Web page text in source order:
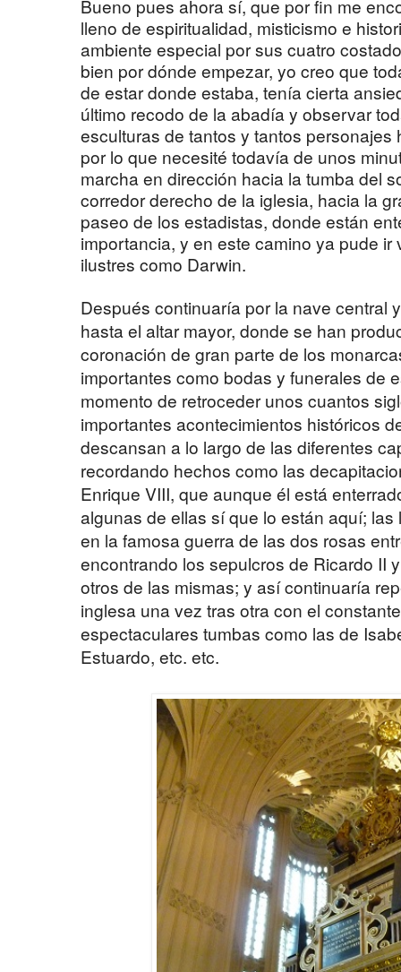
Bueno pues ahora sí, que por fin me
lleno de espiritualidad, misticismo e
ambiente especial por sus cuatro
bien por dónde empezar, yo creo que
de estar donde estaba, tenía cierta
último recodo de la abadía y observar
esculturas de tantos y tantos
por lo que necesité todavía de unos
marcha en dirección hacia la tumba del
corredor derecho de la iglesia, hacia la
paseo de los estadistas, donde están
importancia, y en este camino ya pude
ilustres como Darwin.
Después continuaría por la nave central
hasta el altar mayor, donde se han
coronación de gran parte de los
importantes como bodas y funerales de
momento de retroceder unos cuantos
importantes acontecimientos históricos
descansan a lo largo de las diferentes
recordando hechos como las
Enrique VIII, que aunque él está
algunas de ellas sí que lo están aquí;
en la famosa guerra de las dos rosas
encontrando los sepulcros de Ricardo II
otros de las mismas; y así continuaría
inglesa una vez tras otra con el
espectaculares tumbas como las de
Estuardo, etc. etc.